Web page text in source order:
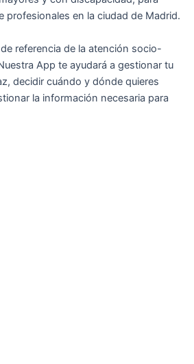
profesionales en la ciudad de Madrid.
referencia de la atención socio-
App te ayudará a gestionar tu
decidir cuándo y dónde quieres
la información necesaria para